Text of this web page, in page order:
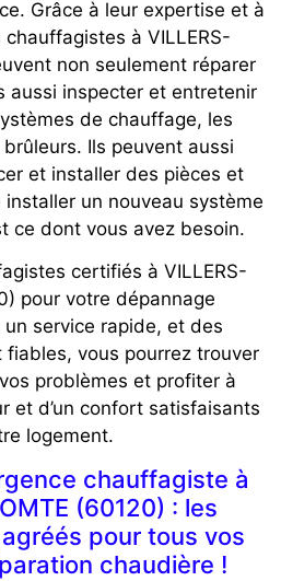
Grâce à leur expertise et à
à VILLERS-
non seulement réparer
aussi inspecter et entretenir
de chauffage, les
Ils peuvent aussi
et installer des pièces et
un nouveau système
ce dont vous avez besoin.
certifiés à VILLERS-
pour votre dépannage
service rapide, et des
vous pourrez trouver
problèmes et profiter à
et d’un confort satisfaisants
logement.
chauffagiste à
(60120) : les
pour tous vos
chaudière !